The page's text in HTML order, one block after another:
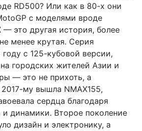
RD500? Или как в 80-х они
с моделями вроде
— это другая история, более
менее крутая. Серия
году с 125-кубовой версии,
городских жителей Азии и
— это не прихоть, а
му вышла NMAX155,
сердца благодаря
и динамики. Второе поколение
дизайн и электронику, а